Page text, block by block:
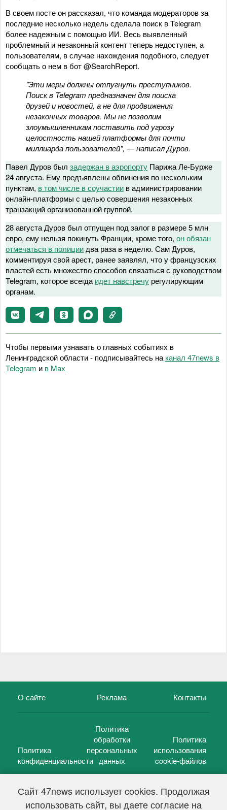
Сайт 47news использует cookies. Продолжая
использовать сайт, вы даете согласие на
В своем посте он рассказал, что команда модераторов за
последние несколько недель сделала поиск в Telegram
более надежным с помощью ИИ. Весь выявленный
проблемный и незаконный контент теперь недоступен, а
пользователям, в случае нахождения подобного, следует
сообщать о нем в бот @SearchReport.
"Эти меры должны отпугнуть преступников.
Поиск в Telegram предназначен для поиска
друзей и новостей, а не для продвижения
незаконных товаров. Мы не позволим
злоумышленникам поставить под угрозу
целостность нашей платформы для почти
миллиарда пользователей", — написал Дуров.
Павел Дуров был задержан в аэропорту Парижа Ле-Бурже
24 августа. Ему предъявлены обвинения по нескольким
пунктам, в том числе в соучастии в администрировании
онлайн-платформы с целью совершения незаконных
транзакций организованной группой.
28 августа Дуров был отпущен под залог в размере 5 млн
евро, ему нельзя покинуть Франции, кроме того, он обязан
отмечаться в полиции два раза в неделю. Сам Дуров,
комментируя свой арест, ранее заявлял, что у французских
властей есть множество способов связаться с руководством
Telegram, которое всегда идет навстречу регулирующим
органам.
Чтобы первыми узнавать о главных событиях в
Ленинградской области - подписывайтесь на канал 47news в
Telegram и в Maх
О сайте Реклама Контакты
Политика
конфиденциальности
Политика
обработки
персональных
данных
Политика
использования
cookie-файлов